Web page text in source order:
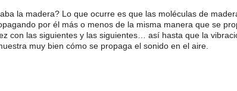
la madera? Lo que ocurre es que las moléculas de
por él más o menos de la misma manera que se
con las siguientes y las siguientes… así hasta que la
muy bien cómo se propaga el sonido en el aire.